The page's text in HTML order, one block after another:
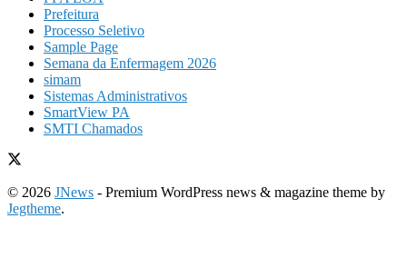
Prefeitura
Processo Seletivo
Sample Page
Semana da Enfermagem 2026
simam
Sistemas Administrativos
SmartView PA
SMTI Chamados
© 2026 JNews - Premium WordPress news & magazine theme by
Jegtheme.